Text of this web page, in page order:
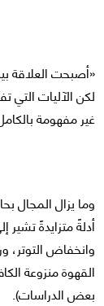
«أصبحت العلاقة
لكن الآليات التي
غير مفهومة
وما يزال المجال
أدلةً متزايدةً
وانخفاض التوتر،
القهوة منزوعة
بعض الدراسات).